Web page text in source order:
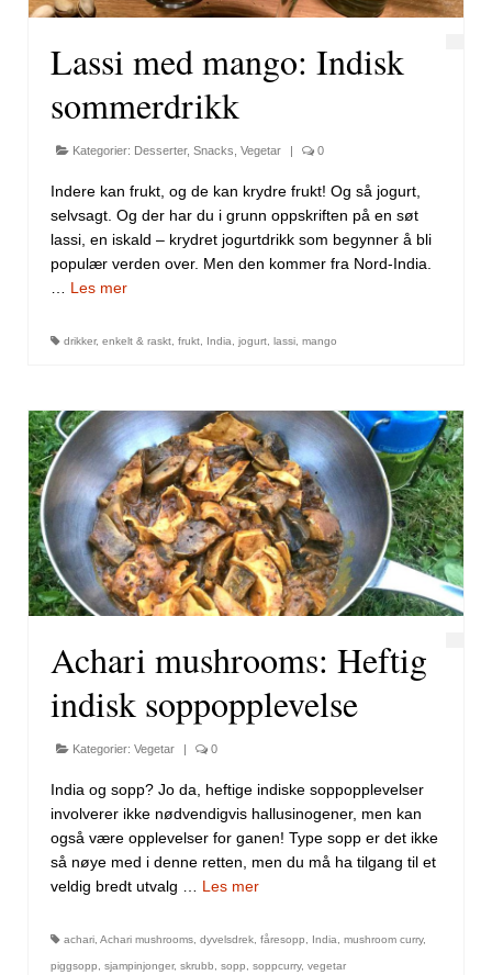
Lassi med mango: Indisk
sommerdrikk
Kategorier: Desserter, Snacks Vegetar | 0
Indere kan frukt, og de kan krydre frukt! Og så jogurt,
selvsagt. Og der har du i grunn oppskriften på en søt
lassi, en iskald – krydret jogurtdrikk som begynner å bli
populær verden over. Men den kommer fra Nord-India.
Les mer
drikker, enkelt & raskt frukt India jogurt lassi mango
Achari mushrooms: Heftig
indisk soppopplevelse
Kategorier: Vegetar | 0
India og sopp? Jo da, heftige indiske soppopplevelser
involverer ikke nødvendigvis hallusinogener, men kan
også være opplevelser for ganen! Type sopp er det ikke
så nøye med i denne retten, men du må ha tilgang til et
veldig bredt utvalg … Les mer
achari Achari mushrooms dyvelsdrek fåresopp India mushroom curry,
piggsopp sjampinjonger, skrubb sopp soppcurry, vegetar